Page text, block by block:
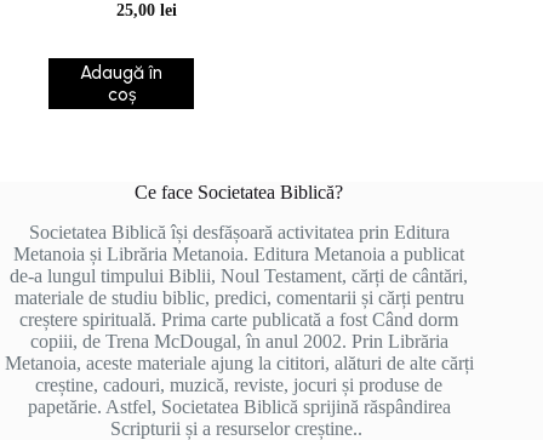
25,00lei
Adaugă în
coș
Ce face Societatea Biblică?
Societatea Biblică își desfășoară activitatea prin Editura
Metanoia și Librăria Metanoia. Editura Metanoia a publicat
de-a lungul timpului Biblii, Noul Testament, cărți de cântări,
materiale de studiu biblic, predici, comentarii și cărți pentru
creștere spirituală. Prima carte publicată a fost Când dorm
copiii, de Trena McDougal, în anul 2002. Prin Librăria
Metanoia, aceste materiale ajung la cititori, alături de alte cărți
creștine, cadouri, muzică, reviste, jocuri și produse de
papetărie. Astfel, Societatea Biblică sprijină răspândirea
Scripturii și a resurselor creștine..